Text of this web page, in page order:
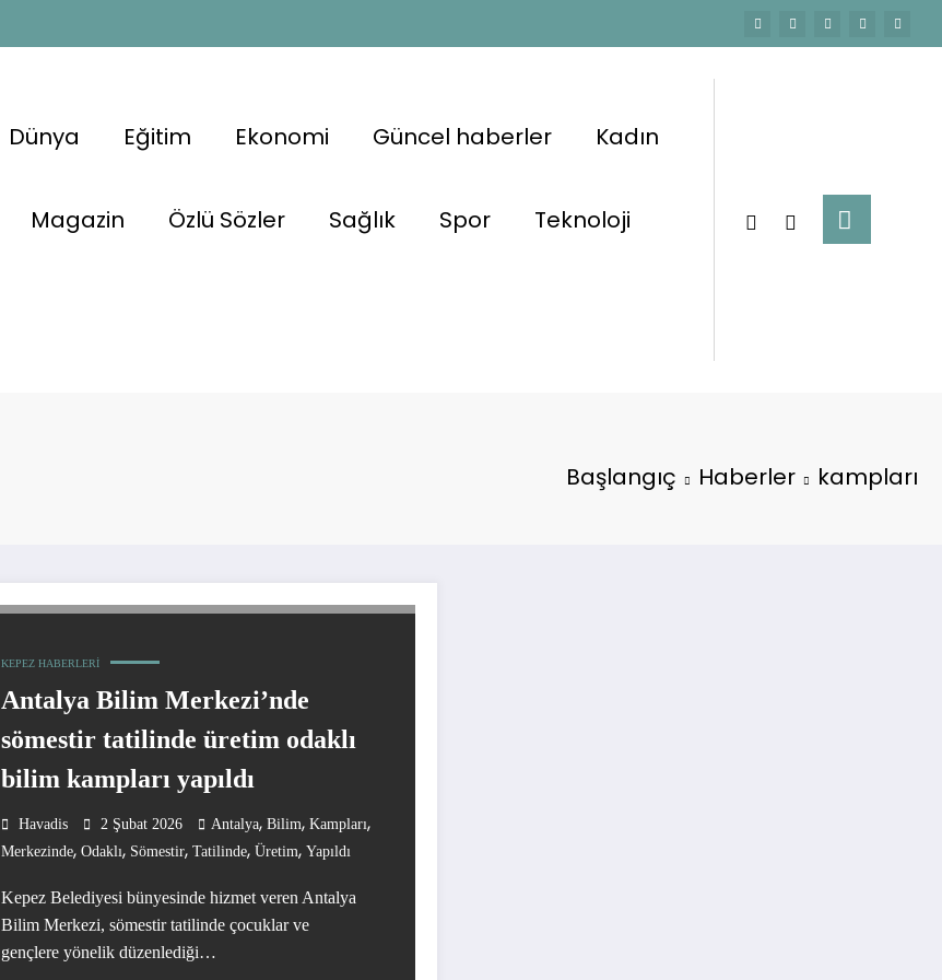
Dünya Eğitim Ekonomi Güncel haberler Kadın
Magazin Özlü Sözler Sağlık Spor Teknoloji
Başlangıç Haberler kampları
KEPEZ HABERLERI
Antalya Bilim Merkezi’nde
sömestir tatilinde üretim odaklı
bilim kampları yapıldı
Havadis 2 Şubat 2026 Antalya, Bilim, Kampları,
Merkezinde, Odaklı, Sömestir, Tatilinde, Üretim, Yapıldı
Kepez Belediyesi bünyesinde hizmet veren Antalya
Bilim Merkezi, sömestir tatilinde çocuklar ve
gençlere yönelik düzenlediği…